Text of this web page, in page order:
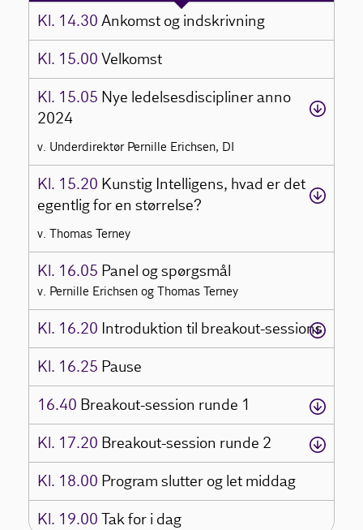
Kl. 14.30Ankomst og indskrivning
Kl. 15.00 Velkomst
Kl. 15.05 Nye ledelsesdiscipliner anno
2024
v. Underdirektør Pernille Erichsen, DI
Kl. 15.20 Kunstig Intelligens, hvad er det
egentlig for en størrelse?
v. Thomas Terney
Kl. 16.05 Panel og spørgsmål
v. Pernille Erichsen og Thomas Terney
Kl. 16.20 Introduktion til breakout-sessions
Kl. 16.25 Pause
16.40 Breakout-session runde 1
Kl. 17.20 Breakout-session runde 2
Kl. 18.00 Program slutter og let middag
Kl. 19.00 Tak for i dag